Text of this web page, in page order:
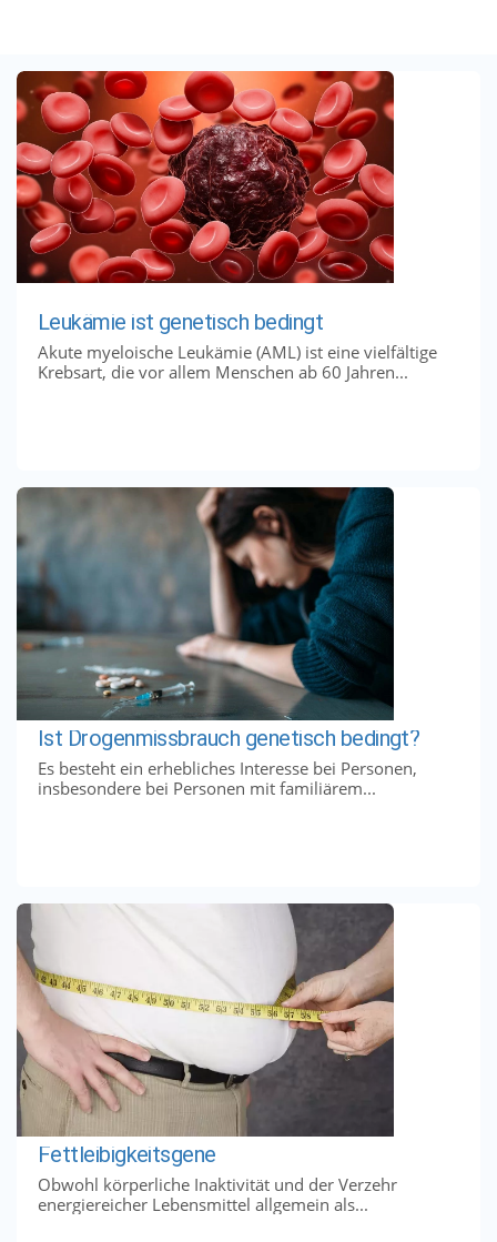
Leukämie ist genetisch bedingt
Akute myeloische Leukämie (AML) ist eine vielfältige
Krebsart, die vor allem Menschen ab 60 Jahren...
Ist Drogenmissbrauch genetisch bedingt?
Es besteht ein erhebliches Interesse bei Personen,
insbesondere bei Personen mit familiärem...
Fettleibigkeitsgene
Obwohl körperliche Inaktivität und der Verzehr
energiereicher Lebensmittel allgemein als...